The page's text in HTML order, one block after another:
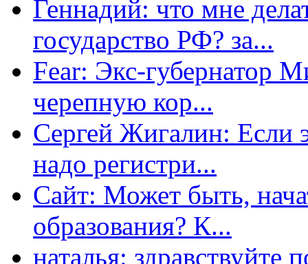
Геннадий: что мне
государство РФ? за...
Fear: Экс-губернатор
черепную кор...
Сергей Жигалин: Если
надо регистри...
Сайт: Может быть,
образования? К...
наталья: здравствуйте